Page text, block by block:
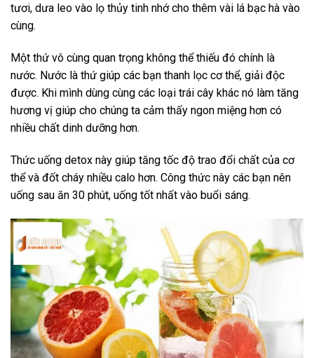
tươi, dưa leo vào lọ thủy tinh nhớ cho thêm vài lá bạc hà vào
cùng.
Một thứ vô cùng quan trọng không thể thiếu đó chính là
nước. Nước là thứ giúp các bạn thanh lọc cơ thể, giải độc
được. Khi mình dùng cùng các loại trái cây khác nó làm tăng
hương vị giúp cho chúng ta cảm thấy ngon miệng hơn có
nhiều chất dinh dưỡng hơn.
Thức uống detox này giúp tăng tốc độ trao đổi chất của cơ
thể và đốt cháy nhiều calo hơn. Công thức này các bạn nên
uống sau ăn 30 phút, uống tốt nhất vào buổi sáng.